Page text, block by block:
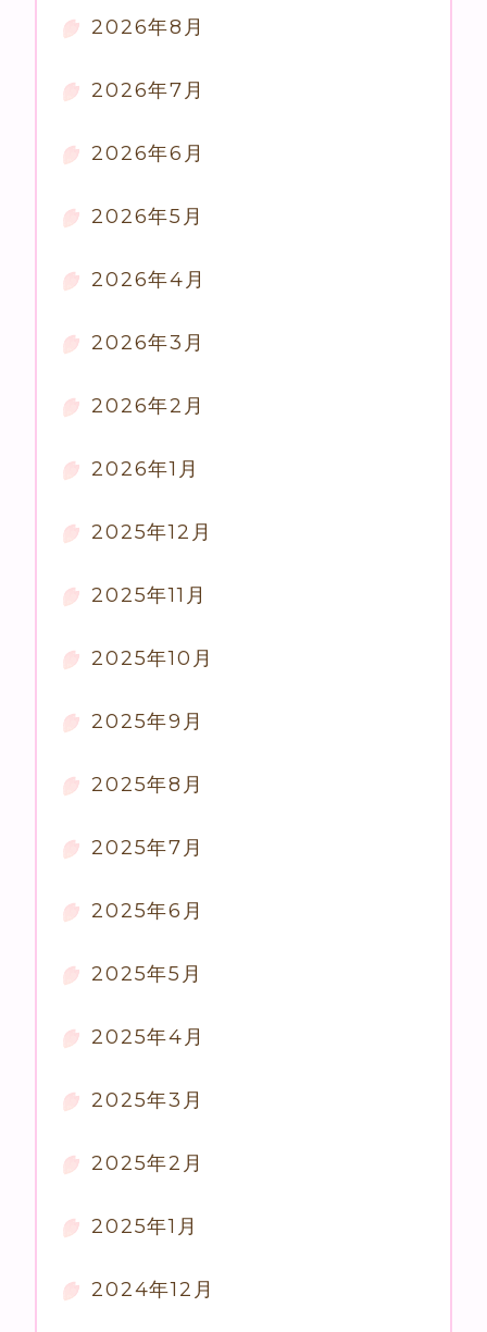
2026年8月
2026年7月
2026年6月
2026年5月
2026年4月
2026年3月
2026年2月
2026年1月
2025年12月
2025年11月
2025年10月
2025年9月
2025年8月
2025年7月
2025年6月
2025年5月
2025年4月
2025年3月
2025年2月
2025年1月
2024年12月